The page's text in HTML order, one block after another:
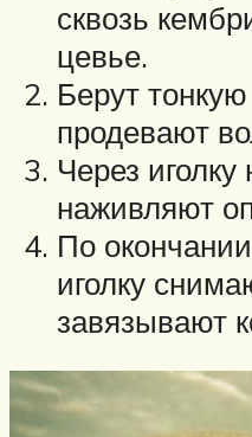
сквозь
цевье.
Берут
продевают
Через
наживляют
По
иголку
завязывают